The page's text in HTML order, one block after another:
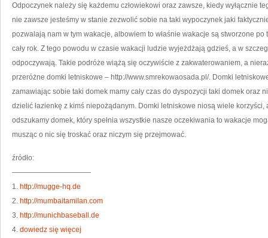
NA
Odpoczynek należy się każdemu człowiekowi oraz zawsze, kiedy wyłącznie
nie zawsze jesteśmy w stanie zezwolić sobie na taki wypoczynek jaki
pozwalają nam w tym wakacje, albowiem to właśnie wakacje są stworzone
cały rok. Z tego powodu w czasie wakacji ludzie wyjeżdżają gdzieś, a w
odpoczywają. Takie podróże wiążą się oczywiście z zakwaterowaniem, a
przeróżne domki letniskowe – http://www.smrekowaosada.pl/. Domki
zamawiając sobie taki domek mamy cały czas do dyspozycji taki domek oraz
dzielić łazienkę z kimś niepożądanym. Domki letniskowe niosą wiele
odszukamy domek, który spełnia wszystkie nasze oczekiwania to wakacje
musząc o nic się troskać oraz niczym się przejmować.
źródło:
———————————
1. http://mugge-hq.de
2. http://mumbaitamilan.com
3. http://munichbaseball.de
4. dowiedz się więcej